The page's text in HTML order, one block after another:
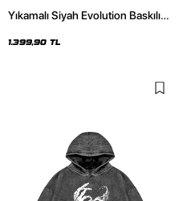
Yıkamalı Siyah Evolution Baskılı
Hoodie
1.399,90 TL